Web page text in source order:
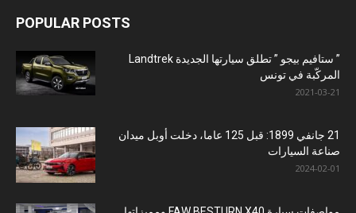
POPULAR POSTS
” ستافيم بيجو ” تطلق سيارتها الجديدة Landtrek
المركّبة في تونس
2021-03-21
21 جانفي 1899: قبل 125 عاما، دخلت أوبل ميدان
صناعة السيارات
2024-02-01